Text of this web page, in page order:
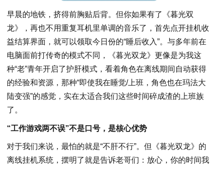
早晨的地铁，挤得前胸贴后背。但你如果有了《暮光双
龙》，再也不用重复耳机里单调的音乐了，首先点开挂机收
益结算界面，就可以领取今日份的“睡后收入”。与多年前在
电脑面前打传奇的模式不同，《暮光双龙》更像是为我这
种“老”青年开启了护肝模式，看着角色在离线期间自动获得
的经验和资源，那种“即使我在睡觉/上班，角色也在玛法大
陆变强”的感觉，实在太适合我们这些时间碎成渣的上班族
了。
“工作游戏两不误”不是口号，是核心优势
对于我们来说，最怕的就是“不肝不行”。但《暮光双龙》的
离线挂机系统，摆明了就是告诉老哥们：放心，你的时间我